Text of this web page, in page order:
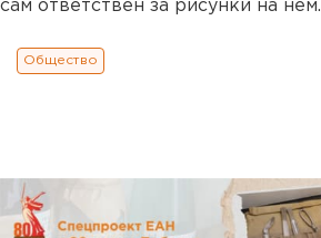
сам ответствен за рисунки на нем.
Общество